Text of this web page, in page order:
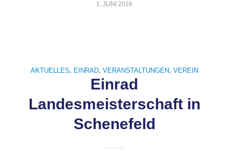
1. JUNI 2026
AKTUELLES, EINRAD, VERANSTALTUNGEN, VEREIN
Einrad
Landesmeisterschaft in
Schenefeld